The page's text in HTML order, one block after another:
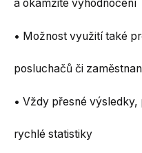
a okamžité vyhodnocení
• Možnost využití také
posluchačů či
• Vždy přesné
rychlé statistiky